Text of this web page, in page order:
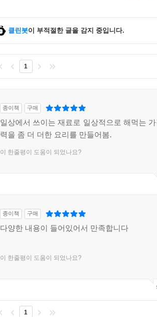
클린봇이 부적절한 글을 감지 중입니다.
1
종이책 구매
일상에서 쓰이는 재료로 일상적으로 해먹는
력을 좀 더 더한 요리를 만들어봄.
이 한줄평이 도움이 되었나요?
종이책 구매
다양한 내용이 들어있어서 만족합니다
이 한줄평이 도움이 되었나요?
1